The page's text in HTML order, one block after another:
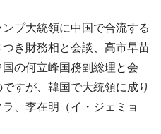
を認定 ⇒ 総額3兆7,000億
東部では干ばつ
搭載の次世代駆逐艦
と公示
ォン安が急進！ 日米の協調
は。
プ大統領に中国で合流する
き財務相と会談、高市早苗
の何立峰国務副総理と会
すが、韓国で大統領に成り
、李在明（イ・ジェミョ